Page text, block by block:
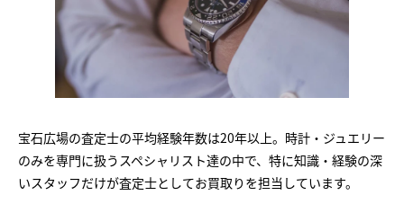
宝石広場の査定士の平均経験年数は20年以上。時計・ジュエリー
のみを専門に扱うスペシャリスト達の中で、特に知識・経験の深
いスタッフだけが査定士としてお買取りを担当しています。